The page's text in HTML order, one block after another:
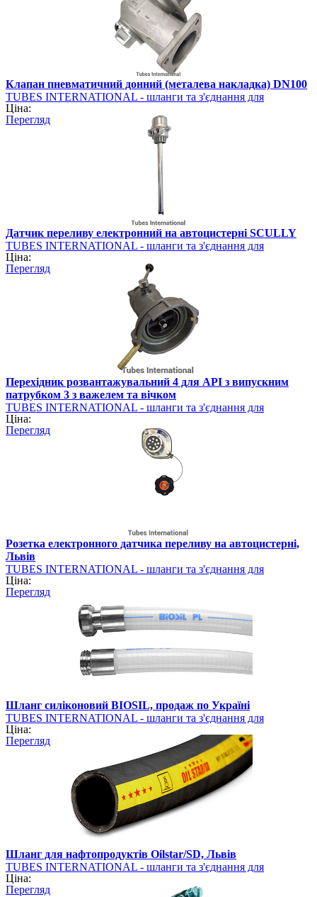
Клапан пневматичний донний (металева накладка) DN100
TUBES INTERNATIONAL - шланги та з'єднання для
промисловості
Ціна:
Перегляд
Датчик переливу електронний на автоцистерні SCULLY
TUBES INTERNATIONAL - шланги та з'єднання для
промисловості
Ціна:
Перегляд
Перехідник розвантажувальний 4 для API з випускним
патрубком 3 з важелем та вічком
TUBES INTERNATIONAL - шланги та з'єднання для
промисловості
Ціна:
Перегляд
Розетка електронного датчика переливу на автоцистерні,
Львів
TUBES INTERNATIONAL - шланги та з'єднання для
промисловості
Ціна:
Перегляд
Шланг силіконовий BIOSIL, продаж по Україні
TUBES INTERNATIONAL - шланги та з'єднання для
промисловості
Ціна:
Перегляд
Шланг для нафтопродуктів Oilstar/SD, Львів
TUBES INTERNATIONAL - шланги та з'єднання для
промисловості
Ціна:
Перегляд